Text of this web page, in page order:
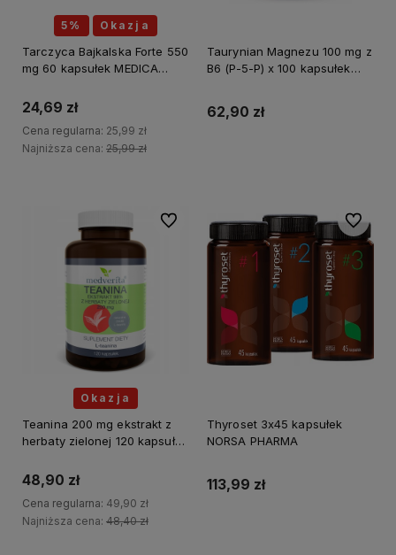
5% Okazja
Tarczyca Bajkalska Forte 550
mg 60 kapsułek MEDICA
24,69 zł
Cena regularna: 25,99 zł
Najniższa cena: 25,99 zł
Taurynian Magnezu 100 mg z
B6 (P-5-P) x 100 kapsułek
62,90 zł
Okazja
Teanina 200 mg ekstrakt z
herbaty zielonej 120 kapsułek
48,90 zł
Cena regularna: 49,90 zł
Najniższa cena: 48,40 zł
Do ulubionych
Thyroset 3x45 kapsułek
NORSA PHARMA
113,99 zł
Do